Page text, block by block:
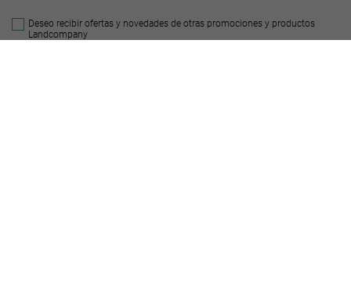
Deseo recibir ofertas y novedades de otras promociones y productos
Landcompany